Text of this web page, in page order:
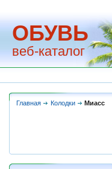
ОБУВЬ
веб-каталог
Главная Колодки Миасс